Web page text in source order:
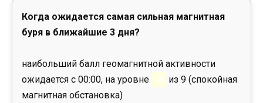
Когда ожидается самая сильная магнитная
буря в ближайшие 3 дня?
наибольший балл геомагнитной активности
ожидается с 00:00, на уровне
0
из 9 (спокойная
магнитная обстановка)